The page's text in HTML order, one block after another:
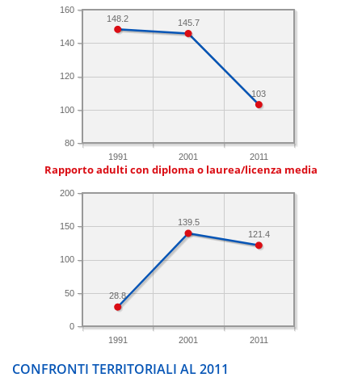
1991 2001 2011
80
100
120
140
160
103
145.7
148.2
Rapporto adulti con diploma o laurea/licenza media
1991 2001 2011
0
50
100
150
200
121.4
139.5
28.8
CONFRONTI TERRITORIALI AL 2011